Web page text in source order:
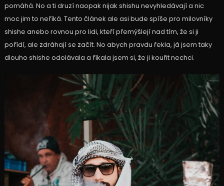
pomáhá. No a ti druzí naopak nijak shishu nevyhledávají a nic
moc jim to neříká. Tento článek ale asi bude spíše pro milovníky
shishe anebo rovnou pro lidi, kteří přemýšlejí nad tím, že si ji
pořídí, ale zdráhají se začít. No abych pravdu řekla, já jsem taky
dlouho shishe odolávala a říkala jsem si, že ji kouřit nechci.